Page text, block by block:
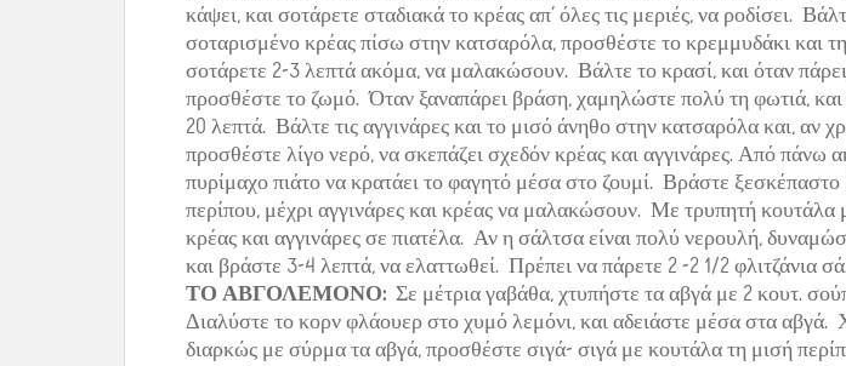
κάψει, και σοτάρετε σταδιακά το κρέας απ’ όλες τις μεριές, να ροδίσει.
σοταρισμένο κρέας πίσω στην κατσαρόλα, προσθέστε το κρεμμυδάκι και
σοτάρετε 2-3 λεπτά ακόμα, να μαλακώσουν. Βάλτε το κρασί, και όταν
προσθέστε το ζωμό. Όταν ξαναπάρει βράση, χαμηλώστε πολύ τη φωτιά, και
20 λεπτά. Βάλτε τις αγγινάρες και το μισό άνηθο στην κατσαρόλα και, αν
προσθέστε λίγο νερό, να σκεπάζει σχεδόν κρέας και αγγινάρες. Από πάνω
πυρίμαχο πιάτο να κρατάει το φαγητό μέσα στο ζουμί. Βράστε ξεσκέπαστο
περίπου, μέχρι αγγινάρες και κρέας να μαλακώσουν. Με τρυπητή κουτάλα
κρέας και αγγινάρες σε πιατέλα. Αν η σάλτσα είναι πολύ νερουλή,
και βράστε 3-4 λεπτά, να ελαττωθεί. Πρέπει να πάρετε 2 -2 1/2 φλιτζάνια
ΤΟ ΑΒΓΟΛΕΜΟΝΟ: Σε μέτρια γαβάθα, χτυπήστε τα αβγά με 2 κουτ.
Διαλύστε το κορν φλάουερ στο χυμό λεμόνι, και αδειάστε μέσα στα αβγά.
διαρκώς με σύρμα τα αβγά, προσθέστε σιγά- σιγά με κουτάλα τη μισή